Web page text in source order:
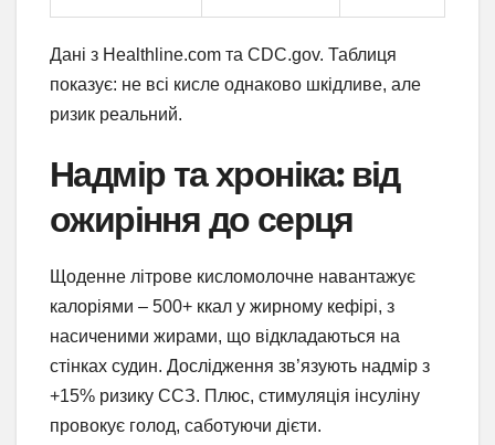
Дані з Healthline.com та CDC.gov. Таблиця
показує: не всі кисле однаково шкідливе, але
ризик реальний.
Надмір та хроніка: від
ожиріння до серця
Щоденне літрове кисломолочне навантажує
калоріями – 500+ ккал у жирному кефірі, з
насиченими жирами, що відкладаються на
стінках судин. Дослідження зв’язують надмір з
+15% ризику ССЗ. Плюс, стимуляція інсуліну
провокує голод, саботуючи дієти.